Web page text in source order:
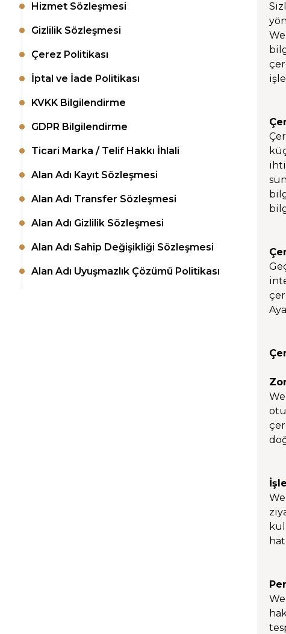
Hizmet Sözleşmesi
Gizlilik Sözleşmesi
Çerez Politikası
İptal ve İade Politikası
KVKK Bilgilendirme
GDPR Bilgilendirme
Ticari Marka / Telif Hakkı İhlali
Alan Adı Kayıt Sözleşmesi
Alan Adı Transfer Sözleşmesi
Alan Adı Gizlilik Sözleşmesi
Alan Adı Sahip Değişikliği Sözleşmesi
Alan Adı Uyuşmazlık Çözümü Politikası